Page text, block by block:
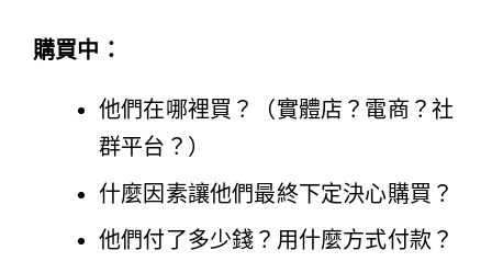
購買中：
他們在哪裡買？（實體店？電商？社
群平台？）
什麼因素讓他們最終下定決心購買？
他們付了多少錢？用什麼方式付款？